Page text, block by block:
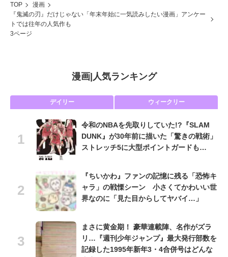
TOP
漫画
『鬼滅の刃』だけじゃない「年末年始に一気読みしたい漫画」アンケー
トでは往年の人気作も
3ページ
漫画| 人気ランキング
デイリー ウィークリー
令和のNBAを先取りしていた!?『SLAM
DUNK』が30年前に描いた「驚きの戦術」
ストレッチ5に大型ポイントガードも…
『ちいかわ』ファンの記憶に残る「恐怖キ
ャラ」の戦慄シーン 小さくてかわいい世
界なのに「見た目からしてヤバイ…」
まさに黄金期！ 豪華連載陣、名作がズラ
リ…『週刊少年ジャンプ』最大発行部数を
記録した1995年新年3・4合併号はどんな